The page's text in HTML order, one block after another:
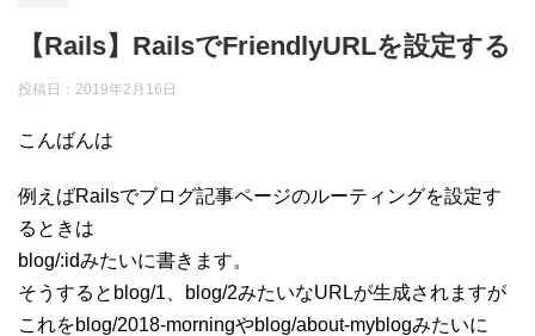
【Rails】RailsでFriendlyURLを設定する
投稿日： 2019年2月16日
こんばんは
例えばRailsでブログ記事ページのルーティングを設定す
るときは
blog/:idみたいに書きます。
そうするとblog/1、blog/2みたいなURLが生成されますが
これをblog/2018-morningやblog/about-myblogみたいに